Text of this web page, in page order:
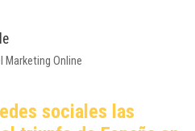
Marketing Online
sociales las